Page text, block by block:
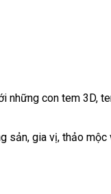
con tem 3D,
sản, gia vị, thảo